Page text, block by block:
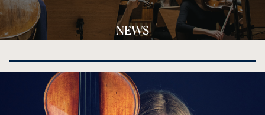
NEWS
spowoduje
powiększenie
zdjęcia